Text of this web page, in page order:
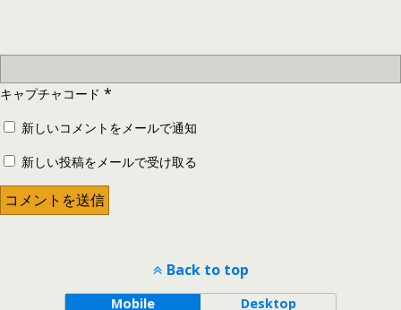
キャプチャコード *
新しいコメントをメールで通知
新しい投稿をメールで受け取る
Back to top
Mobile Desktop